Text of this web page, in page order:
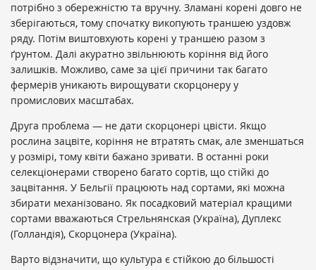
потрібно з обережністю та вручну. Зламані корені довго не
зберігаються, тому спочатку викопують траншею уздовж
ряду. Потім виштовхують корені у траншею разом з
ґрунтом. Далі акуратно звільнюють коріння від його
залишків. Можливо, саме за цієї причини так багато
фермерів уникають вирощувати скорцонеру у
промислових масштабах.
Друга проблема — не дати скорцонері цвісти. Якщо
рослина зацвіте, коріння не втратять смак, але зменшаться
у розмірі, тому квіти бажано зривати. В останні роки
селекціонерами створено багато сортів, що стійкі до
зацвітання. У Бельгії працюють над сортами, які можна
збирати механізовано. Як посадковий матеріал кращими
сортами вважаються Стрельнянская (Україна), Дуплекс
(Голландія), Скорцонера (Україна).
Варто відзначити, що культура є стійкою до більшості